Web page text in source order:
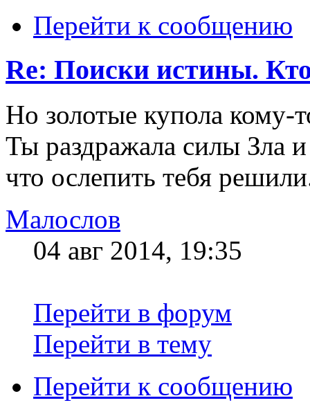
Перейти к сообщению
Re: Поиски истины.
Но золотые купола кому-
Ты раздражала силы Зла
что ослепить тебя
Малослов
04 авг 2014, 19:35
Перейти в форум
Перейти в тему
Перейти к сообщению